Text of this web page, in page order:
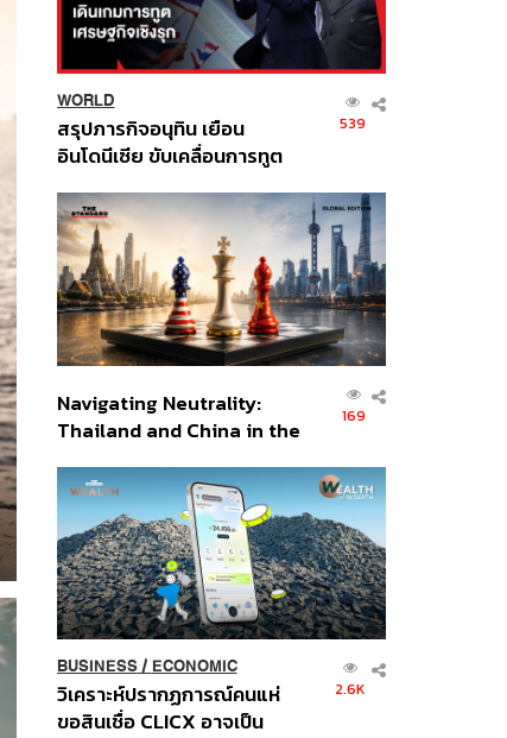
WORLD
สรุปภารกิจอนุทิน เยือน
อินโดนีเซีย ขับเคลื่อนการทูต
ส่วนยุทธศาสตร์ไทย –
อินโดนีเซีย
539
Navigating Neutrality:
Thailand and China in the
Order
169
BUSINESS/ ECONOMIC
วิเคราะห์ปรากฏการณ์คนแห่
ขอสินเชื่อ CLICX อาจเป็น
2.6K